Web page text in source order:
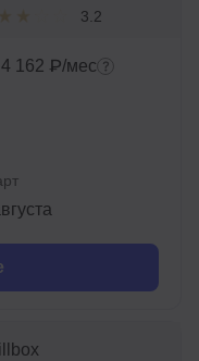
3.2
4 162 ₽/мес